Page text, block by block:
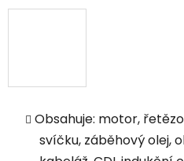
Obsahuje: motor,
svíčku, záběhový olej,